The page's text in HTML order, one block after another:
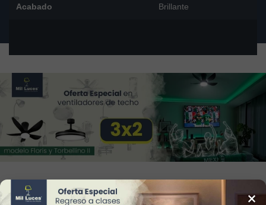
Acabado Brillante
34Reviews ×